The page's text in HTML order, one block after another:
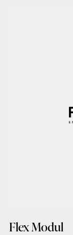
Flex Modul